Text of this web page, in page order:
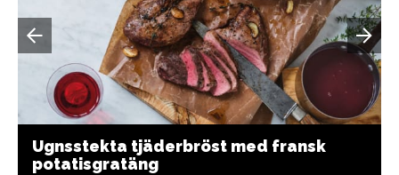
Ugnsstekta tjäderbröst med fransk
potatisgratäng